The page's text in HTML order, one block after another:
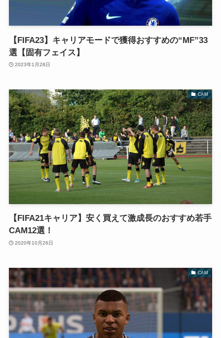
【FIFA23】キャリアモードで獲得おすすめの“MF”33
選【固有フェイス】
2023年1月28日
CAM
【FIFA21キャリア】安く買えて激成長のおすすめ若手
CAM12選！
2020年10月26日
CAM